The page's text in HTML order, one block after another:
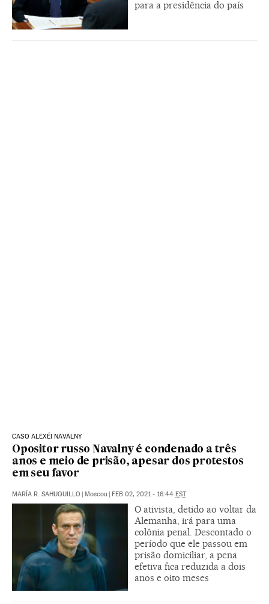
para a presidência do país
CASO ALEXÉI NAVALNY
Opositor russo Navalny é condenado a três
anos e meio de prisão, apesar dos protestos
em seu favor
MARÍA R. SAHUQUILLO | Moscou | FEB 02, 2021 - 16:44 EST
O ativista, detido ao voltar da
Alemanha, irá para uma
colônia penal. Descontado o
período que ele passou em
prisão domiciliar, a pena
efetiva fica reduzida a dois
anos e oito meses